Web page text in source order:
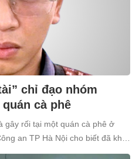
chỉ đạo nhóm
cà phê
gây rối tại một quán cà phê ở
an TP Hà Nội cho biết đã khởi
Thiên (SN 1998, trú tại xã Ô